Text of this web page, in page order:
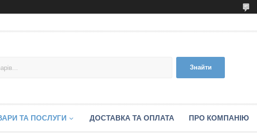
Знайти
ТА ПОСЛУГИ ДОСТАВКА ТА ОПЛАТА ПРО КОМПАНІЮ